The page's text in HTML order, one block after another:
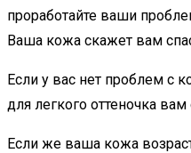
проработайте ваши
Ваша кожа скажет вам
Если у вас нет проблем с
для легкого оттеночка
Если же ваша кожа